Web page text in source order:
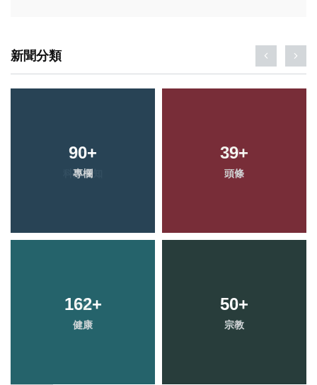
新聞分類
90+
專欄
39+
頭條
162+
健康
50+
宗教